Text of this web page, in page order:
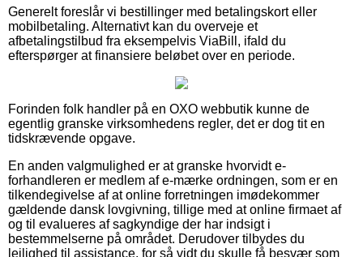
Generelt foreslår vi bestillinger med betalingskort eller
mobilbetaling. Alternativt kan du overveje et
afbetalingstilbud fra eksempelvis ViaBill, ifald du
efterspørger at finansiere beløbet over en periode.
Forinden folk handler på en OXO webbutik kunne de
egentlig granske virksomhedens regler, det er dog tit en
tidskrævende opgave.
En anden valgmulighed er at granske hvorvidt e-
forhandleren er medlem af e-mærke ordningen, som er en
tilkendegivelse af at online forretningen imødekommer
gældende dansk lovgivning, tillige med at online firmaet af
og til evalueres af sagkyndige der har indsigt i
bestemmelserne på området. Derudover tilbydes du
lejlighed til assistance, for så vidt du skulle få besvær som